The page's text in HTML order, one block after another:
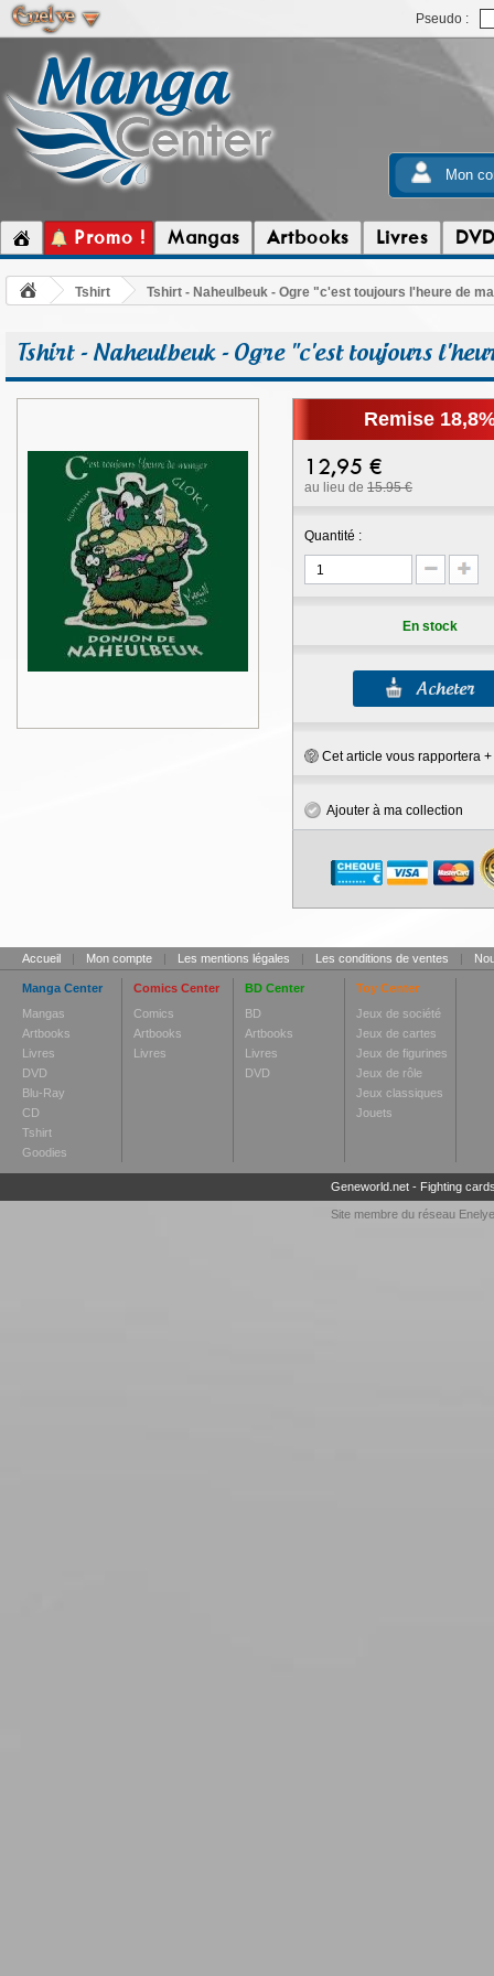
Pseudo :
Mon
Promo ! Mangas Artbooks Livres DVD
Tshirt Tshirt - Naheulbeuk - Ogre "c'est toujours l'heure de
Tshirt - Naheulbeuk - Ogre "c'est toujours
Remise
12,95 €
au lieu de 15.95 €
Quantité :
En stock
Cet article vous rapportera +
Ajouter à ma collection
Accueil | Mon compte | Les mentions légales | Les conditions de ventes |
Manga Center
Mangas
Artbooks
Livres
DVD
Blu-Ray
CD
Tshirt
Goodies
Comics Center
Comics
Artbooks
Livres
BD Center
BD
Artbooks
Livres
DVD
Toy Center
Jeux de société
Jeux de cartes
Jeux de figurines
Jeux de rôle
Jeux classiques
Jouets
Geneworld.net- Fighting
Site membre du réseau Enelye